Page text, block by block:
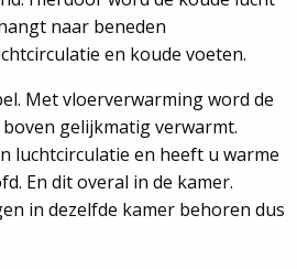
naar beneden
en koude voeten.
Met vloerverwarming word de
gelijkmatig verwarmt.
luchtcirculatie en heeft u warme
En dit overal in de kamer.
in dezelfde kamer behoren dus